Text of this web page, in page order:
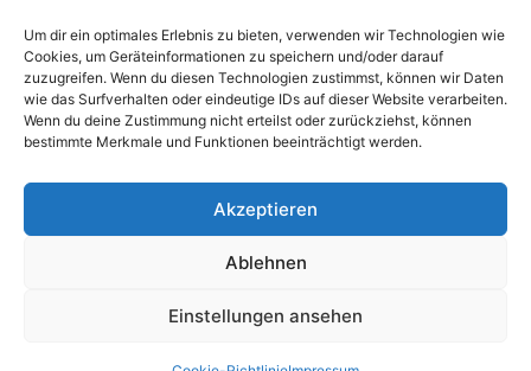
Um dir ein optimales Erlebnis zu bieten, verwenden wir Technologien wie
Cookies, um Geräteinformationen zu speichern und/oder darauf
zuzugreifen. Wenn du diesen Technologien zustimmst, können wir Daten
wie das Surfverhalten oder eindeutige IDs auf dieser Website verarbeiten.
Wenn du deine Zustimmung nicht erteilst oder zurückziehst, können
bestimmte Merkmale und Funktionen beeinträchtigt werden.
Akzeptieren
Ablehnen
Einstellungen ansehen